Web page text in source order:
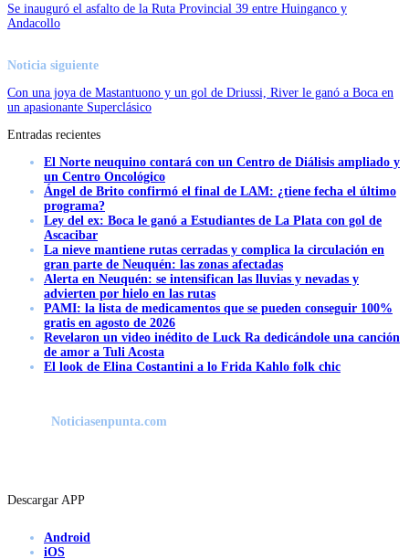
Se inauguró el asfalto de la Ruta Provincial 39 entre Huinganco y
Andacollo
Noticia siguiente
Con una joya de Mastantuono y un gol de Driussi, River le ganó a Boca en
un apasionante Superclásico
Entradas recientes
El Norte neuquino contará con un Centro de Diálisis ampliado y
un Centro Oncológico
Ángel de Brito confirmó el final de LAM: ¿tiene fecha el último
programa?
Ley del ex: Boca le ganó a Estudiantes de La Plata con gol de
Ascacibar
La nieve mantiene rutas cerradas y complica la circulación en
gran parte de Neuquén: las zonas afectadas
Alerta en Neuquén: se intensifican las lluvias y nevadas y
advierten por hielo en las rutas
PAMI: la lista de medicamentos que se pueden conseguir 100%
gratis en agosto de 2026
Revelaron un video inédito de Luck Ra dedicándole una canción
de amor a Tuli Acosta
El look de Elina Costantini a lo Frida Kahlo folk chic
Noticiasenpunta.com
Descargar APP
Android
iOS